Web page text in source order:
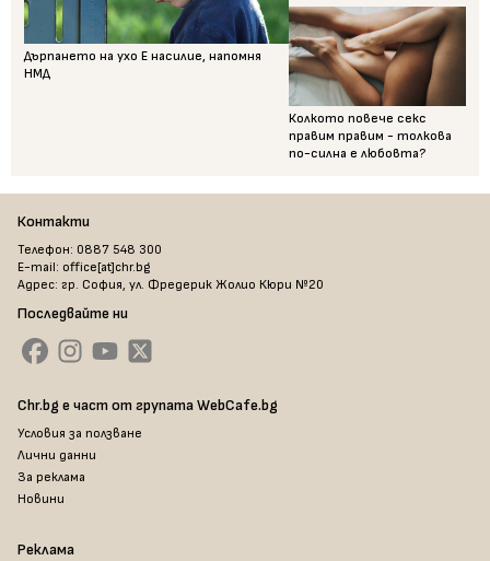
Дърпането на ухо Е насилие, напомня
НМД
Колкото повече секс
правим правим - толкова
по-силна е любовта?
Контакти
Телефон: 0887 548 300
E-mail: office[at]chr.bg
Адрес: гр. София, ул. Фредерик Жолио Кюри №20
Последвайте ни
Chr.bg е част от групата WebCafe.bg
Условия за ползване
Лични данни
За реклама
Новини
Реклама